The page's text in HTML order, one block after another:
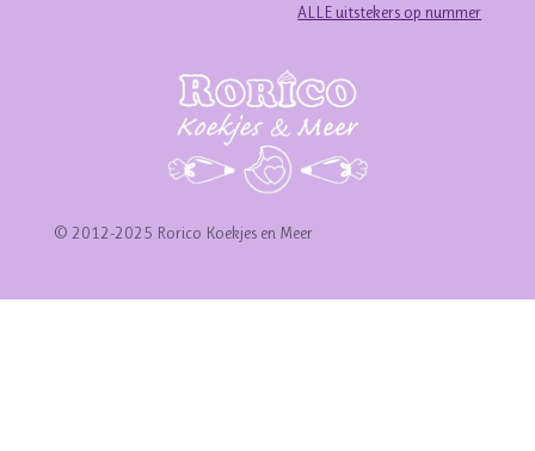
ALLE uitstekers op nummer
© 2012-2025 Rorico Koekjes en Meer